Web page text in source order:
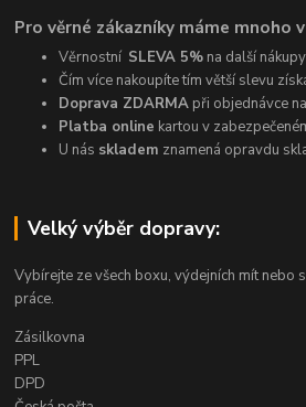
Pro věrné zákazníky máme mnoho
Věrnostní SLEVA 5% na další nákupy
Čím více nakoupíte tím větší slevu
Doprava ZDARMA při objednávce
Platba online kartou v
U nás skladem znamená opravdu
Velký výběr dopravy:
Vybírejte ze všech boxu, výdejních mít nebo
práce.
Zásilkovna
PPL
DPD